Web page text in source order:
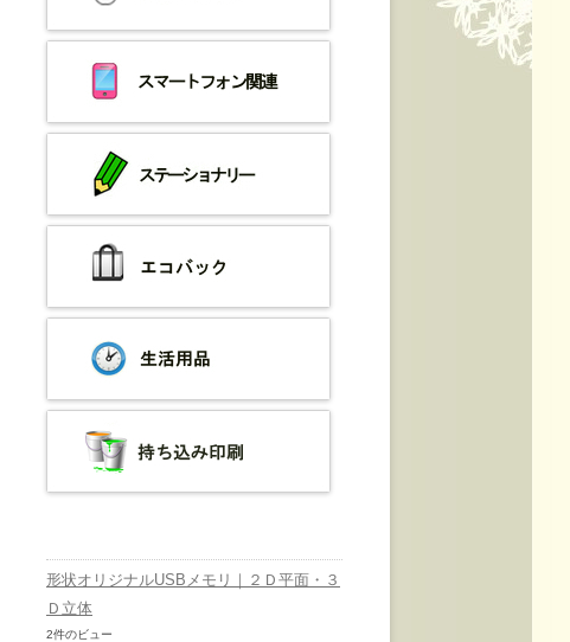
形状オリジナルUSBメモリ｜２Ｄ平面・３
Ｄ立体
2件のビュー